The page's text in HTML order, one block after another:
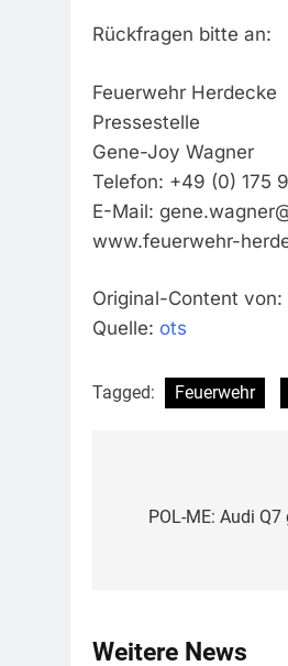
Rückfragen bitte an:
Feuerwehr Herdecke
Pressestelle
Gene-Joy Wagner
Telefon: +49 (0) 175
E-Mail:
www.feuerwehr-
Original-Content
Quelle: ots
Tagged: Feuerwehr
POL-ME: Audi
Weitere News